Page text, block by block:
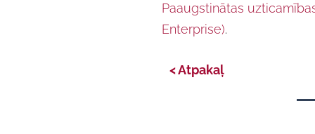
Paaugstinātas
Enterprise).
< Atpakaļ